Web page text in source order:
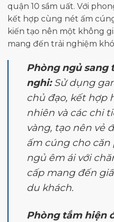
quận 10 sầm uất. Với
kết hợp cùng nét ấm
kiến tạo nên một không
mang đến trải nghiệm
Phòng ngủ sang
nghi:Sử dụng
chủ đạo, kết hợp
nhiên và các chi
vàng, tạo nên vẻ
ấm cúng cho căn
ngủ êm ái với
cấp mang đến
du khách.
Phòng tắm hiện